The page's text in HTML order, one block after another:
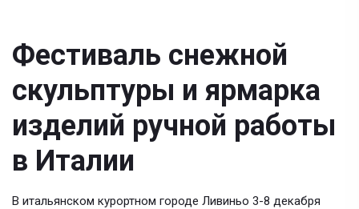
Фестиваль снежной
скульптуры и ярмарка
изделий ручной работы
в Италии
В итальянском курортном городе Ливиньо 3-8 декабря